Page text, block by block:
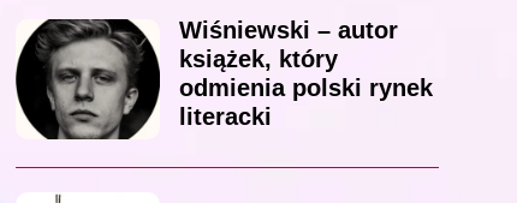
Wiśniewski – autor
książek, który
odmienia polski rynek
literacki